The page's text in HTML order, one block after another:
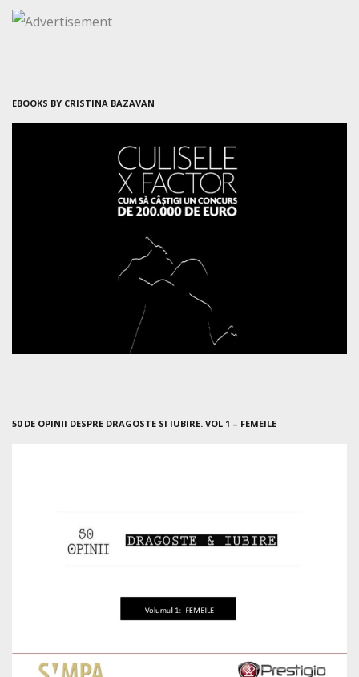
EBOOKS BY CRISTINA BAZAVAN
50 DE OPINII DESPRE DRAGOSTE SI IUBIRE. VOL 1 – FEMEILE